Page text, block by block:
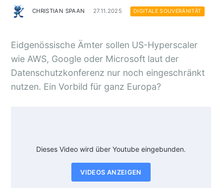
CHRISTIAN SPAAN 27.11.2025 DIGITALE SOUVERÄNITÄT
Eidgenössische Ämter sollen US-Hyperscaler
wie AWS, Google oder Microsoft laut der
Datenschutzkonferenz nur noch eingeschränkt
nutzen. Ein Vorbild für ganz Europa?
Dieses Video wird über Youtube eingebunden.
VIDEOS ANZEIGEN